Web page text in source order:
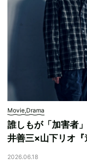
Movie,Drama
誰しもが「加害者
井善三×山下リオ
2026.06.18